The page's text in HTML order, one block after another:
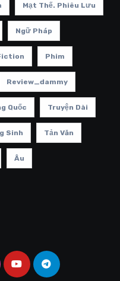
Mạt Thế. Phiêu Lưu
Ngữ Pháp
Phim
Review_dammy
Quốc Truyện Dài
Sinh Tản Văn
Âu